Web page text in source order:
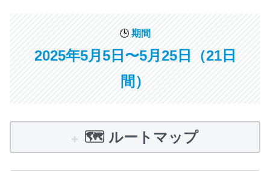
🕒️ 期間
2025年5月5日〜5月25日
（21日
間）
🗺️ ルートマップ